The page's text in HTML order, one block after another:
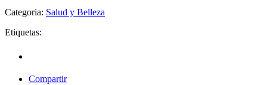
Categoria: Salud y Belleza
Etiquetas:
Compartir